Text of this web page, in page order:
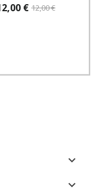
€ 12,00 €

